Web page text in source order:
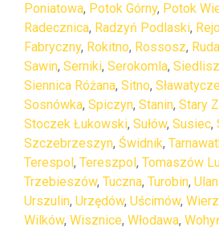
Poniatowa, Potok Górny, Potok
Radecznica, Radzyń Podlaski,
Fabryczny, Rokitno, Rossosz,
Sawin, Serniki, Serokomla,
Siennica Różana, Sitno, Sławatycze
Sosnówka, Spiczyn, Stanin, Stary
Stoczek Łukowski, Sułów, Susiec,
Szczebrzeszyn, Świdnik,
Terespol, Tereszpol, Tomaszów
Trzebieszów, Tuczna, Turobin,
Urszulin, Urzędów, Uścimów,
Wilków, Wisznice, Włodawa,